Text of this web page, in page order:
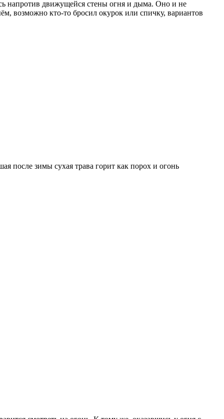
напротив движущейся стены огня и дыма. Оно и не
возможно кто-то бросил окурок или спичку, вариантов
после зимы сухая трава горит как порох и огонь